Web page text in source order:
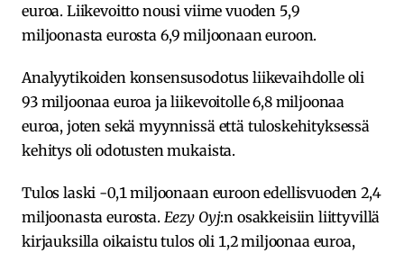
euroa. Liikevoitto nousi viime vuoden 5,9
miljoonasta eurosta 6,9 miljoonaan euroon.
Analyytikoiden konsensusodotus liikevaihdolle oli
93 miljoonaa euroa ja liikevoitolle 6,8 miljoonaa
euroa, joten sekä myynnissä että tuloskehityksessä
kehitys oli odotusten mukaista.
Tulos laski -0,1 miljoonaan euroon edellisvuoden 2,4
miljoonasta eurosta. Eezy Oyj:n osakkeisiin liittyvillä
kirjauksilla oikaistu tulos oli 1,2 miljoonaa euroa,